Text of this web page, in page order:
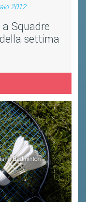
2012
Squadre
settima
AIRBADMINTON
TOUR